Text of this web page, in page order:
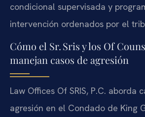
condicional supervisada y
intervención ordenados por el
Cómo el Sr. Sris y los Of
manejan casos de agresión
Law Offices Of SRIS, P.C. aborda
agresión en el Condado de King